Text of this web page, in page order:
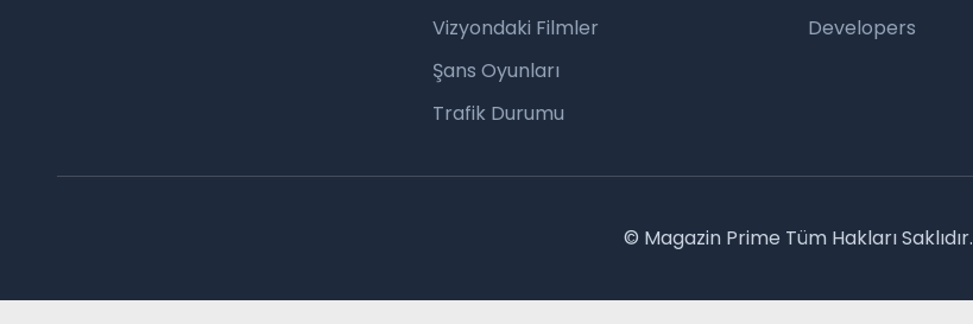
Vizyondaki Filmler
Şans Oyunları
Trafik Durumu
Developers
© Magazin Prime Tüm Hakları Saklıdır.